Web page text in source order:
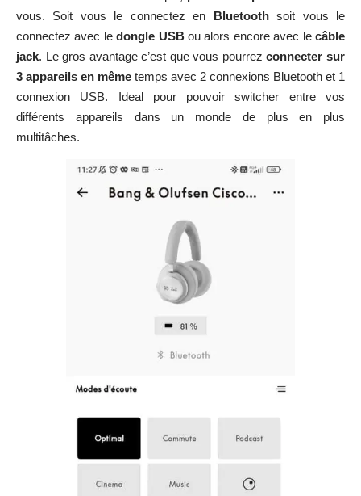
vous. Soit vous le connectez en
Bluetoothsoit vous le
connectez avec ledongle USBou alors encore avec lecâble
jack. Le gros avantage c’est que vous pourrezconnecter sur
3 appareils en même temps avec 2 connexions Bluetooth et 1
connexion USB. Ideal pour pouvoir switcher entre vos
différents appareils dans un monde de plus en plus
multitâches.